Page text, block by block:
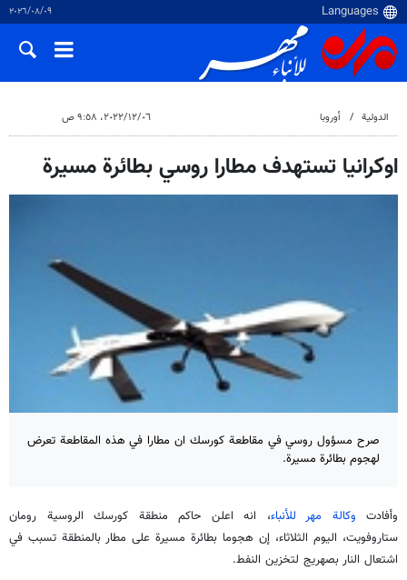
٠٩‏/٠٨‏/٢٠٢٦
الدولية أوروبا ٠٦‏/١٢‏/٢٠٢٢، ٩:٥٨ ص
اوكرانيا تستهدف مطارا روسي بطائرة مسيرة
صرح مسؤول روسي في مقاطعة كورسك ان مطارا في هذه المقاطعة تعرض
لهجوم بطائرة مسيرة.
وأفادت وكالة مهر للأنباء، انه اعلن حاكم منطقة كورسك الروسية رومان
ستاروفويت، اليوم الثلاثاء، إن هجوما بطائرة مسيرة على مطار بالمنطقة تسبب في
اشتعال النار بصهريج لتخزين النفط.